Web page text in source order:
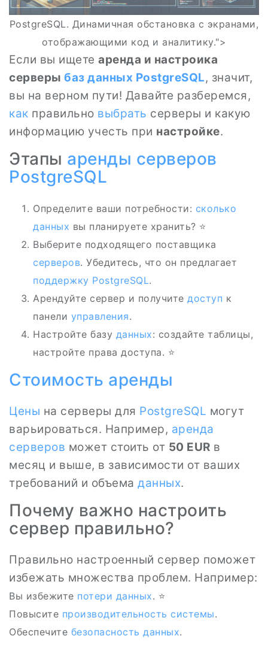
PostgreSQL. Динамичная обстановка с экранами,
отображающими код и аналитику.">
Если вы ищете аренда и настроика
серверы баз данных PostgreSQL, значит,
вы на верном пути! Давайте разберемся,
как правильно выбрать серверы и какую
информацию учесть при настройке.
Этапы аренды серверов
PostgreSQL
Определите ваши потребности: сколько
данных вы планируете хранить? ⭐
Выберите подходящего поставщика
серверов. Убедитесь, что он предлагает
поддержку PostgreSQL.
Арендуйте сервер и получите доступ к
панели управления.
Настройте базу данных: создайте таблицы,
настройте права доступа. ⭐
Стоимость аренды
Цены на серверы для PostgreSQL могут
варьироваться. Например, аренда
серверов может стоить от 50 EUR в
месяц и выше, в зависимости от ваших
требований и объема данных.
Почему важно настроить
сервер правильно?
Правильно настроенный сервер поможет
избежать множества проблем. Например:
Вы избежите потери данных. ⭐
Повысите производительность системы.
Обеспечите безопасность данных.